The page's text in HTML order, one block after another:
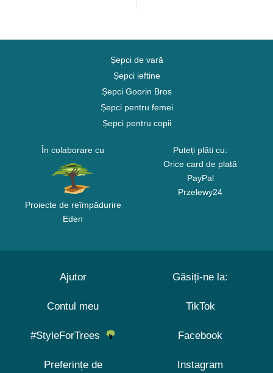
Șepci de vară
Șepci ieftine
Șepci Goorin Bros
Șepci pentru femei
Șepci pentru copii
În colaborare cu
Proiecte de reîmpădurire
Eden
Puteți plăti cu:
Orice card de plată
PayPal
Przelewy24
Ajutor
Contul meu
#StyleForTrees
Preferințe de
Găsiți-ne la:
TikTok
Facebook
Instagram